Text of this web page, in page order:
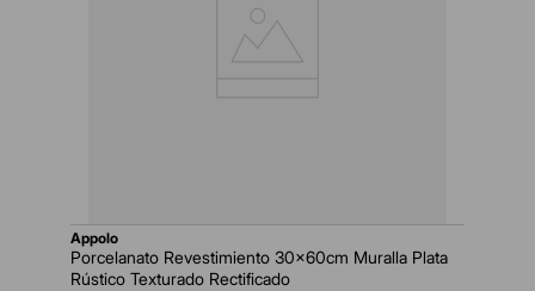
appolo
Porcelanato Revestimiento 30x60cm Muralla Plata
Rústico Texturado Rectificado